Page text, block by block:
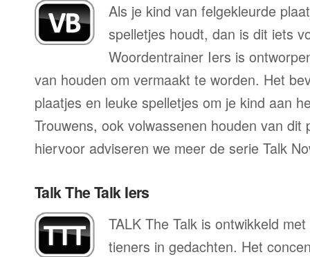
Als je kind van felgekleurde
spelletjes houdt, dan is dit iets
Woordentrainer Iers is
van houden om vermaakt te worden. Het
plaatjes en leuke spelletjes om je kind aan
Trouwens, ook volwassenen houden van dit
hiervoor adviseren we meer de serie Talk
Talk The Talk Iers
TALK The Talk is ontwikkeld
tieners in gedachten. Het